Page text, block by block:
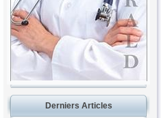
Derniers Articles